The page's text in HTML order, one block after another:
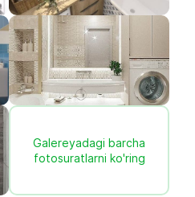
Galereyadagi barcha
fotosuratlarni ko'ring